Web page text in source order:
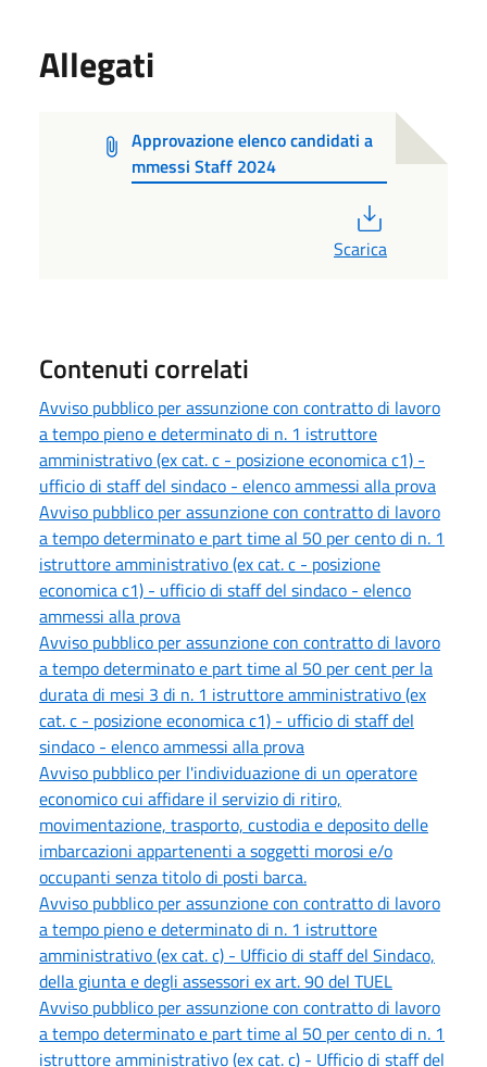
Allegati
Approvazione elenco candidati a
mmessi Staff 2024
Scarica
Contenuti correlati
Avviso pubblico per assunzione con contratto di lavoro
a tempo pieno e determinato di n. 1 istruttore
amministrativo (ex cat. c - posizione economica c1) -
ufficio di staff del sindaco - elenco ammessi alla prova
Avviso pubblico per assunzione con contratto di lavoro
a tempo determinato e part time al 50 per cento di n. 1
istruttore amministrativo (ex cat. c - posizione
economica c1) - ufficio di staff del sindaco - elenco
ammessi alla prova
Avviso pubblico per assunzione con contratto di lavoro
a tempo determinato e part time al 50 per cent per la
durata di mesi 3 di n. 1 istruttore amministrativo (ex
cat. c - posizione economica c1) - ufficio di staff del
sindaco - elenco ammessi alla prova
Avviso pubblico per l'individuazione di un operatore
economico cui affidare il servizio di ritiro,
movimentazione, trasporto, custodia e deposito delle
imbarcazioni appartenenti a soggetti morosi e/o
occupanti senza titolo di posti barca.
Avviso pubblico per assunzione con contratto di lavoro
a tempo pieno e determinato di n. 1 istruttore
amministrativo (ex cat. c) - Ufficio di staff del Sindaco,
della giunta e degli assessori ex art. 90 del TUEL
Avviso pubblico per assunzione con contratto di lavoro
a tempo determinato e part time al 50 per cento di n. 1
istruttore amministrativo (ex cat. c) - Ufficio di staff del